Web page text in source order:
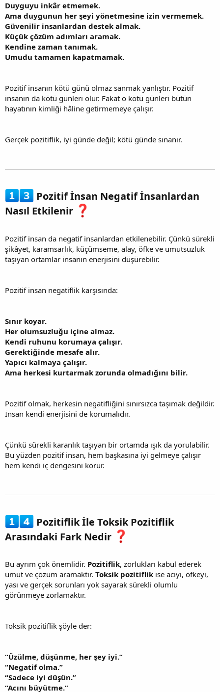
Duyguyu inkâr etmemek.
Ama duygunun her şeyi yönetmesine izin vermemek.
Güvenilir insanlardan destek almak.
Küçük çözüm adımları aramak.
Kendine zaman tanımak.
Umudu tamamen kapatmamak.
Pozitif insanın kötü günü olmaz sanmak yanlıştır. Pozitif
insanın da kötü günleri olur. Fakat o kötü günleri bütün
hayatının kimliği hâline getirmemeye çalışır.
Gerçek pozitiflik, iyi günde değil; kötü günde sınanır.
Pozitif İnsan Negatif İnsanlardan
Nasıl Etkilenir
Pozitif insan da negatif insanlardan etkilenebilir. Çünkü sürekli
şikâyet, karamsarlık, küçümseme, alay, öfke ve umutsuzluk
taşıyan ortamlar insanın enerjisini düşürebilir.
Pozitif insan negatiflik karşısında:
Sınır koyar.
Her olumsuzluğu içine almaz.
Kendi ruhunu korumaya çalışır.
Gerektiğinde mesafe alır.
Yapıcı kalmaya çalışır.
Ama herkesi kurtarmak zorunda olmadığını bilir.
Pozitif olmak, herkesin negatifliğini sınırsızca taşımak değildir.
İnsan kendi enerjisini de korumalıdır.
Çünkü sürekli karanlık taşıyan bir ortamda ışık da yorulabilir.
Bu yüzden pozitif insan, hem başkasına iyi gelmeye çalışır
hem kendi iç dengesini korur.
Pozitiflik İle Toksik Pozitiflik
Arasındaki Fark Nedir
Bu ayrım çok önemlidir. Pozitiflik, zorlukları kabul ederek
umut ve çözüm aramaktır. Toksik pozitiflik ise acıyı, öfkeyi,
yası ve gerçek sorunları yok sayarak sürekli olumlu
görünmeye zorlamaktır.
Toksik pozitiflik şöyle der:
“Üzülme, düşünme, her şey iyi.”
“Negatif olma.”
“Sadece iyi düşün.”
“Acını büyütme.”